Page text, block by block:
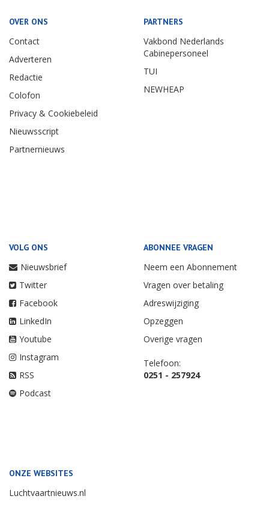
OVER ONS
Contact
Adverteren
Redactie
Colofon
Privacy & Cookiebeleid
Nieuwsscript
Partnernieuws
PARTNERS
Vakbond Nederlands
Cabinepersoneel
TUI
NEWHEAP
VOLG ONS
Nieuwsbrief
Twitter
Facebook
LinkedIn
Youtube
Instagram
RSS
Podcast
ABONNEE VRAGEN
Neem een Abonnement
Vragen over betaling
Adreswijziging
Opzeggen
Overige vragen
Telefoon:
0251 - 257924
ONZE WEBSITES
Luchtvaartnieuws.nl